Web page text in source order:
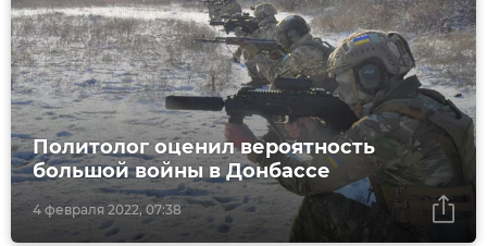
4 февраля 2022, 07:38
Политолог оценил вероятность
большой войны в Донбассе